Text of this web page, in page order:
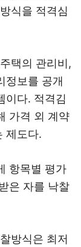
식을 적격심
택의 관리비,
정보를 공개
이다. 적격김
가격 외 계약
제도다.
항목별 평가
은 자를 낙찰
방식은 최저